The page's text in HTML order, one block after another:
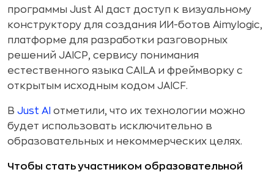
программы Just AI даст доступ к визуальному
конструктору для создания ИИ-ботов Aimylogic,
платформе для разработки разговорных
решений JAICP, сервису понимания
естественного языка CAILA и фреймворку с
открытым исходным кодом JAICF.
В Just AI отметили, что их технологии можно
будет использовать исключительно в
образовательных и некоммерческих целях.
Чтобы стать участником образовательной